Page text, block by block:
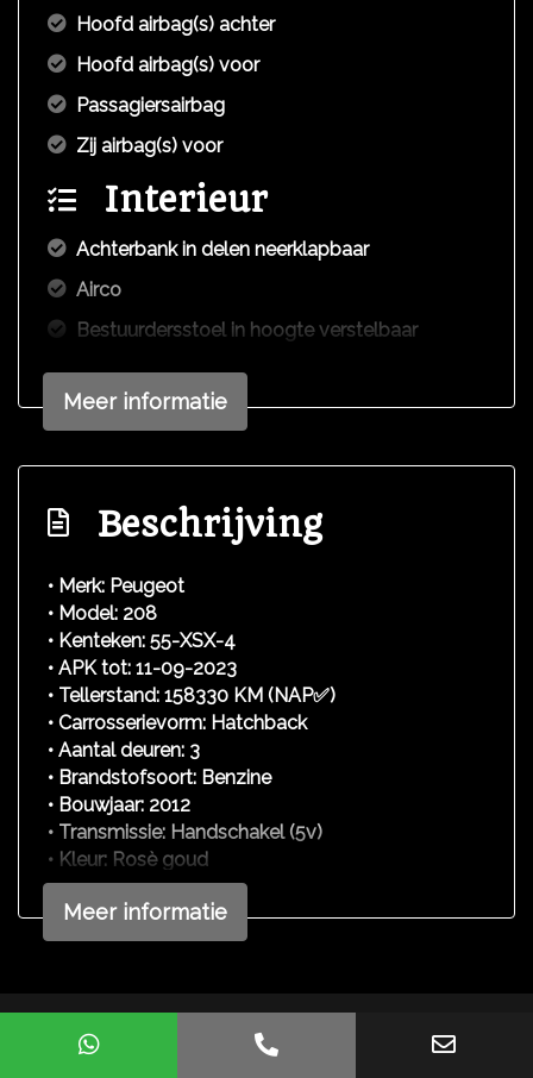
Hoofd airbag(s) achter
Hoofd airbag(s) voor
Passagiersairbag
Zij airbag(s) voor
Interieur
Achterbank in delen neerklapbaar
Airco
Bestuurdersstoel in hoogte verstelbaar
Elektrische ramen voor
Stuur verstelbaar
Comfort
Cruise control
Meer informatie
Beschrijving
• Merk: Peugeot
• Model: 208
• Kenteken: 55-XSX-4
• APK tot: 11-09-2023
• Tellerstand: 158330 KM (NAP✅)
• Carrosserievorm: Hatchback
• Aantal deuren: 3
• Brandstofsoort: Benzine
• Bouwjaar: 2012
• Transmissie: Handschakel (5v)
• Kleur: Rosè goud
• Motorinhoud: 1199 cc
• Aantal cilinders: 3
• Motorcode: HM01
• Aantal zitplaatsen: 5
Meer informatie
Mogelijk gemaakt door Mobilox